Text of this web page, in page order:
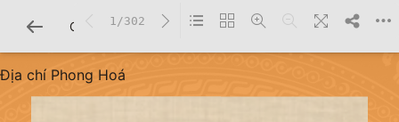
CHI TIẾT SÁCH
Địa chí Phong Hoá
1/302